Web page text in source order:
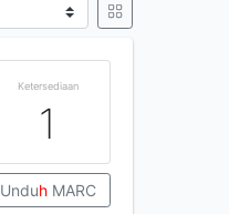
Ketersediaan
1
UnduhMARC